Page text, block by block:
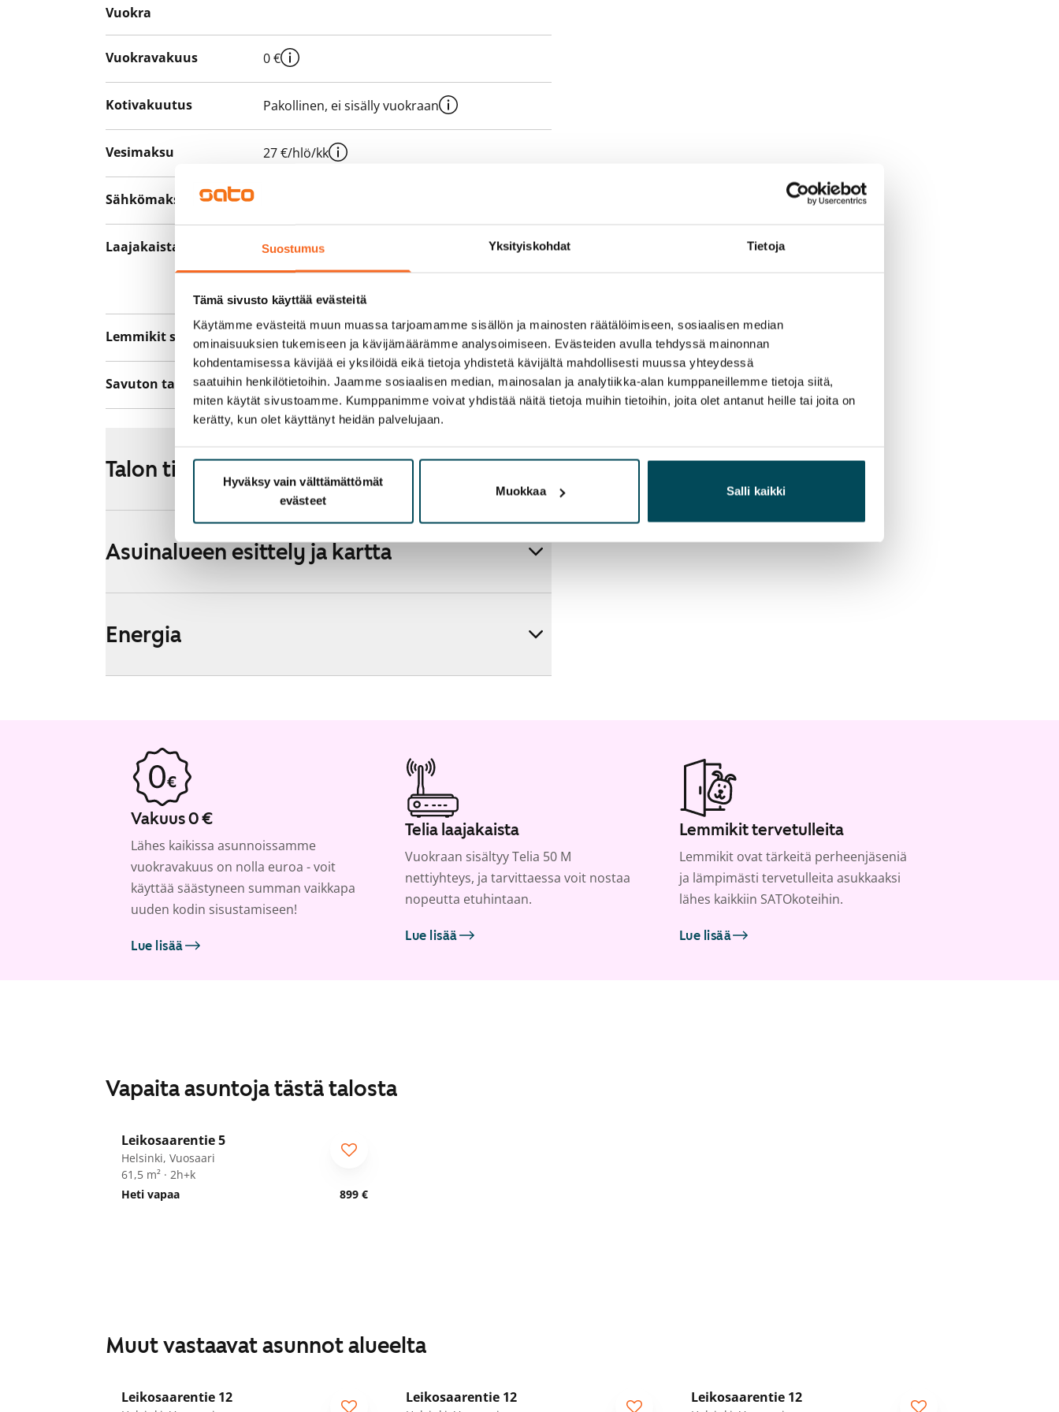
Suostumus Yksityiskohdat Tietoja
Tämä sivusto käyttää evästeitä
Käytämme evästeitä muun muassa tarjoamamme sisällön ja mainosten räätälöimiseen, sosiaalisen median
ominaisuuksien tukemiseen ja kävijämäärämme analysoimiseen. Evästeiden avulla tehdyssä mainonnan
kohdentamisessa kävijää ei yksilöidä eikä tietoja yhdistetä kävijältä mahdollisesti muussa yhteydessä
saatuihin henkilötietoihin. Jaamme sosiaalisen median, mainosalan ja analytiikka-alan kumppaneillemme tietoja siitä,
miten käytät sivustoamme. Kumppanimme voivat yhdistää näitä tietoja muihin tietoihin, joita olet antanut heille tai joita on
kerätty, kun olet käyttänyt heidän palvelujaan.
Hyväksy vain välttämättömät
evästeet
Muokkaa Salli kaikki
Vuokra
Vuokravakuus 0 €
Kotivakuutus Pakollinen, ei sisälly vuokraan
Vesimaksu 27 €/hlö/kk
Sähkömaksu
Laajakaista
Vuokraan sisältyy 50 M laajakaistaliittymä. Voit
hankkia lisänopeutta etuhintaan ottamalla
Lemmikit sallittu Kyllä
Savuton talo Ei
Talon tiedot
Asuinalueen esittely ja kartta
Energia
Vakuus 0 €
Lähes kaikissa asunnoissamme
vuokravakuus on nolla euroa - voit
käyttää säästyneen summan vaikkapa
uuden kodin sisustamiseen!
Lue lisää
Telia laajakaista
Vuokraan sisältyy Telia 50 M
nettiyhteys, ja tarvittaessa voit nostaa
nopeutta etuhintaan.
Lue lisää
Lemmikit tervetulleita
Lemmikit ovat tärkeitä perheenjäseniä
ja lämpimästi tervetulleita asukkaaksi
lähes kaikkiin SATOkoteihin.
Lue lisää
Vapaita asuntoja tästä talosta
ARA
Leikosaarentie 5
Helsinki, Vuosaari
61,5 m² · 2h+k
Heti vapaa
899 €
Muut vastaavat asunnot alueelta
ARA
Leikosaarentie 12
ARA
Leikosaarentie 12
ARA
Leikosaarentie 12